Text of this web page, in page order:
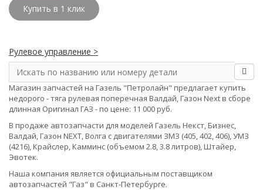
Купить в 1 клик
Рулевое управление >
Магазин запчастей на Газель "Петролайн" предлагает купить
недорого - тяга рулевая поперечная Валдай, Газон Next в сборе
длинная Оригинал ГАЗ - по цене: 11 000 руб.
В продаже автозапчасти для моделей Газель Некст, Бизнес,
Валдай, Газон NEXT, Волга с двигателями ЗМЗ (405, 402, 406), УМЗ
(4216), Крайслер, Камминс (объемом 2.8, 3.8 литров), Штайер,
Эвотек.
Наша компания является официальным поставщиком
автозапчастей "Газ" в Санкт-Петербурге.